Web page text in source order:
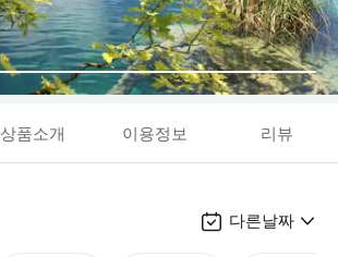
상품소개 이용정보 리뷰
다른날짜